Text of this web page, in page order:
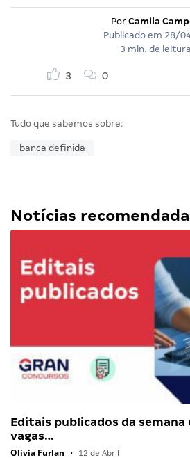
Por Camila
Publicado em 28/
3 min. de leitura
3 0
Tudo que sabemos sobre:
banca definida
Notícias
Editais publicados da
vagas…
Olivia Furlan • 12 de Abril